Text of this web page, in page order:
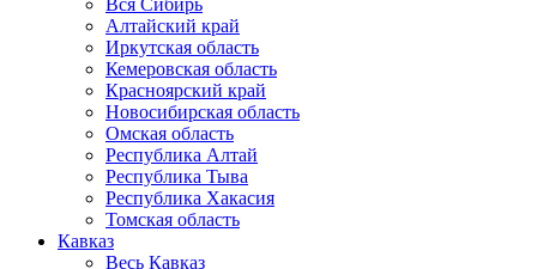
Вся Сибирь
Алтайский край
Иркутская область
Кемеровская область
Красноярский край
Новосибирская область
Омская область
Республика Алтай
Республика Тыва
Республика Хакасия
Томская область
Кавказ
Весь Кавказ